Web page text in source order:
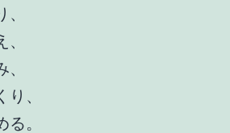
、
。